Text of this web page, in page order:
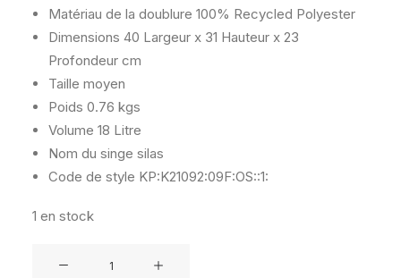
Matériau de la doublure 100% Recycled Polyester
Dimensions 40 Largeur x 31 Hauteur x 23
Profondeur cm
Taille moyen
Poids 0.76 kgs
Volume 18 Litre
Nom du singe silas
Code de style KP:K21092:09F:OS::1:
1 en stock